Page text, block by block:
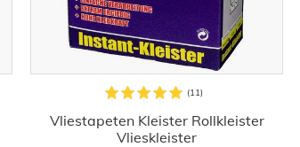
Vliestapeten Kleister Rollkleister
Vlieskleister